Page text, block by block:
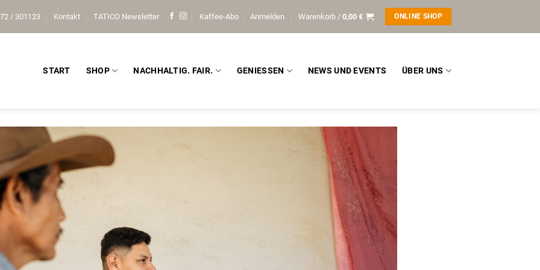
/ 301123 Kontakt TATICO Newsletter Kaffee-Abo Anmelden Warenkorb / 0,00 € ONLINE SHOP
START SHOP NACHHALTIG. FAIR. GENIESSEN NEWS UND EVENTS ÜBER UNS